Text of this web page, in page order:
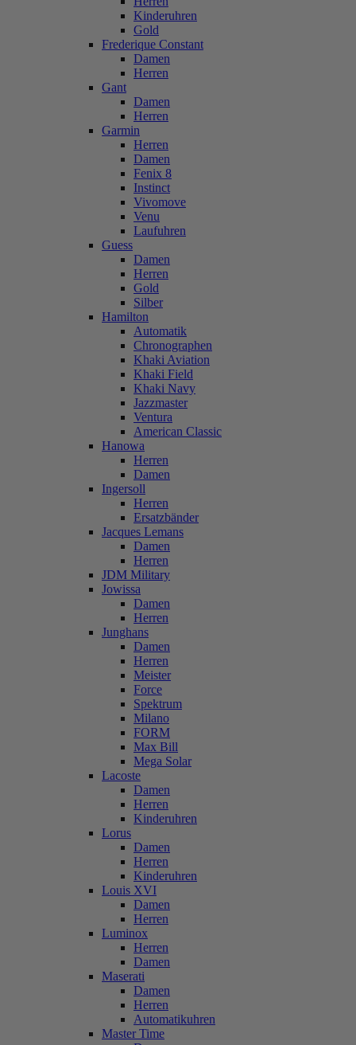
Kinderuhren
Gold
Frederique Constant
Damen
Herren
Gant
Damen
Herren
Garmin
Herren
Damen
Fenix 8
Instinct
Vivomove
Venu
Laufuhren
Guess
Damen
Herren
Gold
Silber
Hamilton
Automatik
Chronographen
Khaki Aviation
Khaki Field
Khaki Navy
Jazzmaster
Ventura
American Classic
Hanowa
Herren
Damen
Ingersoll
Herren
Ersatzbänder
Jacques Lemans
Damen
Herren
JDM Military
Jowissa
Damen
Herren
Junghans
Damen
Herren
Meister
Force
Spektrum
Milano
FORM
Max Bill
Mega Solar
Lacoste
Damen
Herren
Kinderuhren
Lorus
Damen
Herren
Kinderuhren
Louis XVI
Damen
Herren
Luminox
Herren
Damen
Maserati
Damen
Herren
Automatikuhren
Master Time